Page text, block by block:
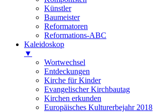
Künstler
Baumeister
Reformatoren
Reformations-ABC
Kaleidoskop
▼
Wortwechsel
Entdeckungen
Kirche für Kinder
Evangelischer Kirchbautag
Kirchen erkunden
Europäisches Kulturerbejahr 2018